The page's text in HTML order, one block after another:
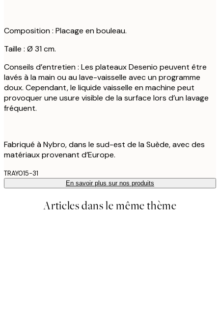
Composition : Placage en bouleau.
Taille : Ø 31 cm.
Conseils d’entretien : Les plateaux Desenio peuvent être
lavés à la main ou au lave-vaisselle avec un programme
doux. Cependant, le liquide vaisselle en machine peut
provoquer une usure visible de la surface lors d’un lavage
fréquent.
Fabriqué à Nybro, dans le sud-est de la Suède, avec des
matériaux provenant d’Europe.
TRAY015-31
En savoir plus sur nos produits
Articles dans le même thème